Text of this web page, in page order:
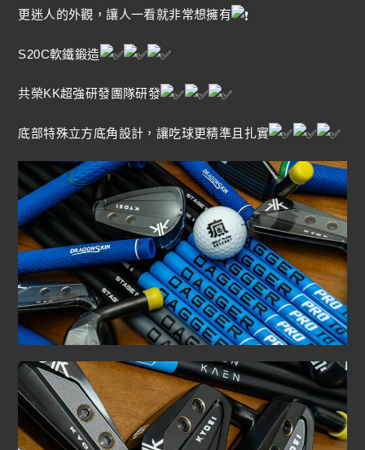
更迷人的外觀，讓人一看就非常想擁有
S20C軟鐵鍛造
共榮KK超強研發團隊研發
底部特殊立方底角設計，讓吃球更精準且扎實